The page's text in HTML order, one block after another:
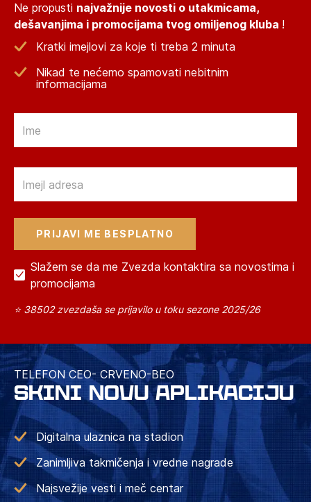
Ne propusti najvažnije novosti o utakmicama,
dešavanjima i promocijama tvog omiljenog kluba !
Kratki imejlovi za koje ti treba 2 minuta
Nikad te nećemo spamovati nebitnim
informacijama
Slažem se da me Zvezda kontaktira sa novostima i
promocijama
⭐ 38502 zvezdaša se prijavilo u toku sezone 2025/26
TELEFON CEO- CRVENO-BEO
SKINI NOVU APLIKACIJU
Digitalna ulaznica na stadion
Zanimljiva takmičenja i vredne nagrade
Najsvežije vesti i meč centar